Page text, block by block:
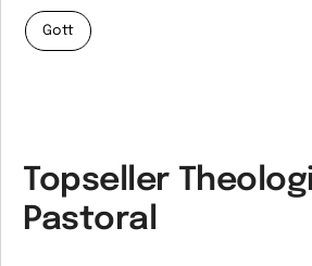
Gott
Topseller
Pastoral